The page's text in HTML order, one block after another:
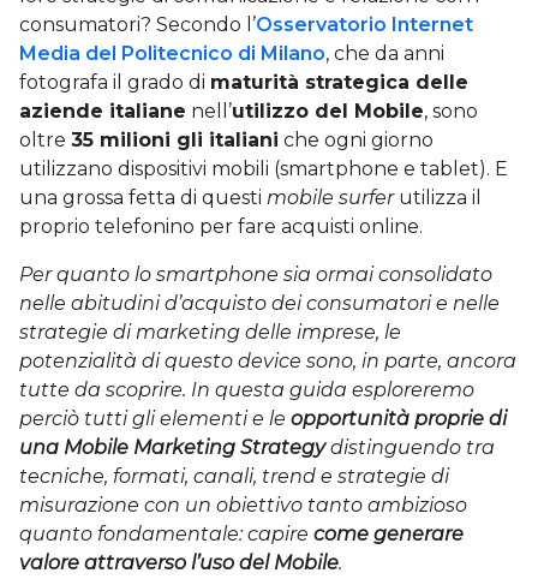
consumatori? Secondo l’Osservatorio Internet
Media del Politecnico di Milano, che da anni
fotografa il grado di maturità strategica delle
aziende italiane nell’utilizzo del Mobile, sono
oltre 35 milioni gli italiani che ogni giorno
utilizzano dispositivi mobili (smartphone e tablet). E
una grossa fetta di questi mobile surferutilizza il
proprio telefonino per fare acquisti online.
Per quanto lo smartphone sia ormai consolidato
nelle abitudini d’acquisto dei consumatori e nelle
strategie di marketing delle imprese, le
potenzialità di questo device sono, in parte, ancora
tutte da scoprire. In questa guida esploreremo
perciò tutti gli elementi e le opportunità proprie di
una Mobile Marketing Strategydistinguendo tra
tecniche, formati, canali, trend e strategie di
misurazione con un obiettivo tanto ambizioso
quanto fondamentale: capire come generare
valore attraverso l’uso del Mobile.